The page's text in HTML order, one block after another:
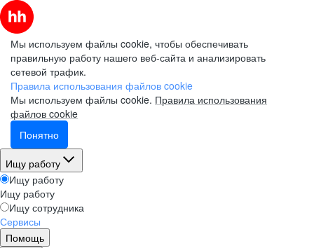
Мы используем файлы cookie, чтобы обеспечивать
правильную работу нашего веб-сайта и анализировать
сетевой трафик.
Правила использования файлов cookie
Мы используем файлы cookie. Правила использования
файлов cookie
Понятно
Ищу работу
Ищу работу
Ищу работу
Ищу сотрудника
Сервисы
Помощь